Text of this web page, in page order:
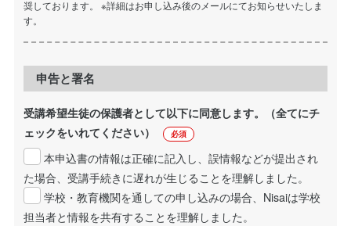
奨しております。 ※詳細はお申し込み後のメールにてお知らせいたしま
す。
申告と署名
受講希望生徒の保護者として以下に同意します。（全てにチ
ェックをいれてください）
必須
本申込書の情報は正確に記入し、誤情報などが提出され
た場合、受講手続きに遅れが生じることを理解しました。
学校・教育機関を通しての申し込みの場合、Nisaiは学校
担当者と情報を共有することを理解しました。